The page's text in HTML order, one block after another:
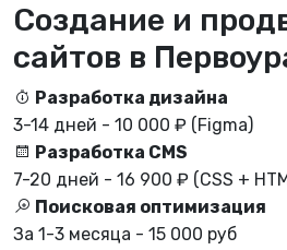
Создание и
сайтов в
Разработка дизайна
3-14 дней - 10 000 ₽ (Figma)
Разработка CMS
7-20 дней - 16 900 ₽ (CSS +
Поисковая оптимизация
За 1-3 месяца - 15 000 руб